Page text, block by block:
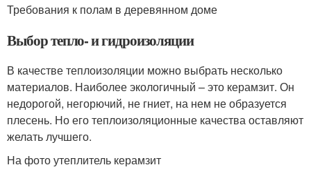
Требования к полам в деревянном доме
Выбор тепло- и гидроизоляции
В качестве теплоизоляции можно выбрать несколько
материалов. Наиболее экологичный – это керамзит. Он
недорогой, негорючий, не гниет, на нем не образуется
плесень. Но его теплоизоляционные качества оставляют
желать лучшего.
На фото утеплитель керамзит